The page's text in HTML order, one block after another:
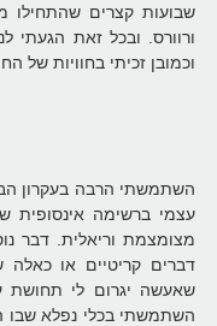
שבועות קצרים שהתחילו
ורוורס. ובכל זאת הגעתי
וכמובן זכיתי בחוויות של
השתמשתי הרבה בעקרון
עצמי ברשימה אינסופית
מצומצמת וריאלית. דבר
דברים קריטיים או
שאעשה יגרום לי תחושת